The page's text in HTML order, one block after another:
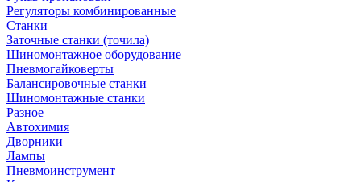
Регуляторы комбинированные
Станки
Заточные станки (точила)
Шиномонтажное оборудование
Пневмогайковерты
Балансировочные станки
Шиномонтажные станки
Разное
Автохимия
Дворники
Лампы
Пневмоинструмент